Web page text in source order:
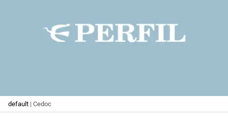
default | Cedoc